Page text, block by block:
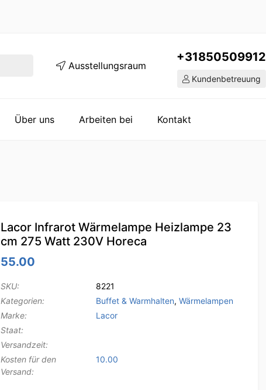
Ausstellungsraum
+31850509912
Kundenbetreuung
Über uns Arbeiten bei Kontakt
Lacor Infrarot Wärmelampe Heizlampe 23
cm 275 Watt 230V Horeca
55.00
SKU:
8221
Kategorien:
Buffet & Warmhalten, Wärmelampen
Marke:
Lacor
Staat:
Versandzeit:
Kosten für den
Versand:
10.00